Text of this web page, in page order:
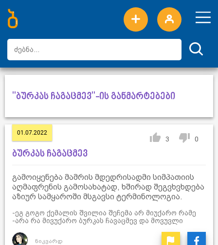
ახალი სიტყვები
ტოპ სიტყვები
დღის ტოპ სიტყვები
ტოპ მომხმარებლები
"ბურკას ჩაგაცმევ"-ის განმარტებები
01.07.2022
3 0
ბურკას ჩაგაცმევ
გამოიყენება მამრის მდედრისადმი სიმპათიის
აღმაფრენის გამოსახატად, ხშირად შეგვხვხდება
აზიურ სამყაროში მსგავსი ტერმინოლოგია.
-ეგ გოგო ქემალის შვილია შეჩემა არ მიუქარო რამე
-არა რა მივუქარო ბურკას ჩავაცმევ და მოვუვლი
ნიკვარდ